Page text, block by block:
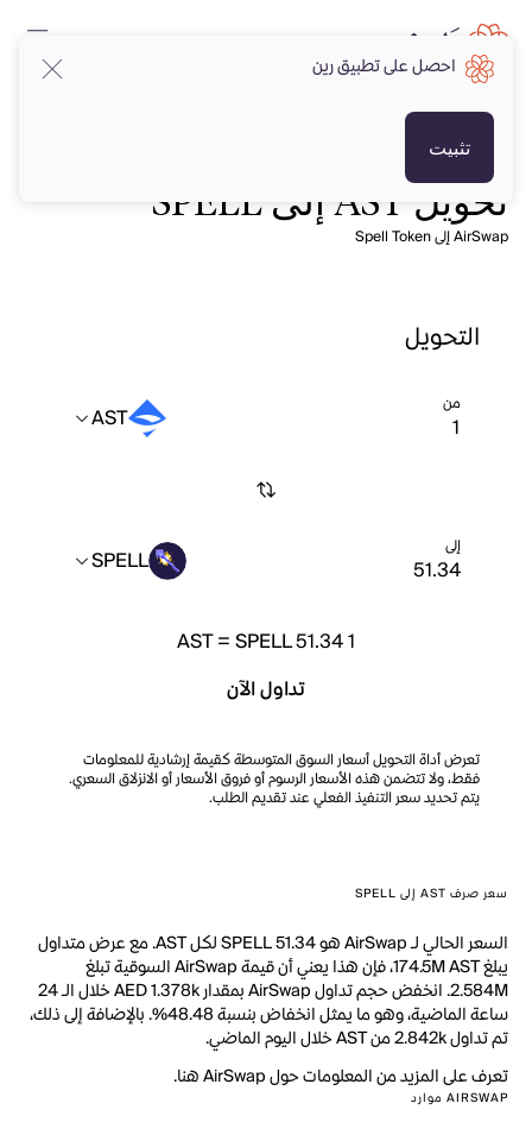
تحويل AST إلى SPELL
AirSwap إلى Spell Token
التحويل
من AST
إلى SPELL
1
AST=SPELL 51.34
تداول الآن
تعرض أداة التحويل أسعار السوق المتوسطة كقيمة إرشادية للمعلومات
فقط، ولا تتضمن هذه الأسعار الرسوم أو فروق الأسعار أو الانزلاق السعري.
يتم تحديد سعر التنفيذ الفعلي عند تقديم الطلب.
سعر صرف AST إلى SPELL
السعر الحالي لـ AirSwap هو SPELL 51.34 لكل AST. مع عرض متداول
يبلغ 174.5M AST، فإن هذا يعني أن قيمة AirSwap السوقية تبلغ
2.584M. انخفض حجم تداول AirSwap بمقدار AED 1.378k خلال الـ 24
ساعة الماضية، وهو ما يمثل انخفاض بنسبة 48.48%. بالإضافة إلى ذلك،
تم تداول 2.842k من AST خلال اليوم الماضي.
تعرف على المزيد من المعلومات حول AirSwap هنا.
AIRSWAP موارد
احصل على تطبيق رين
تثبيت